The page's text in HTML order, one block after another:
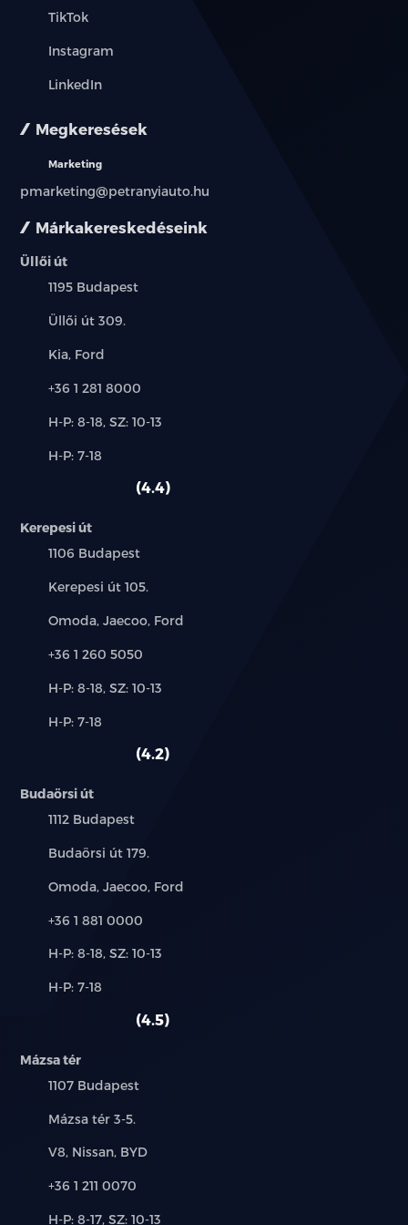
Márkakereskedéseink
Üllői út
Település:
1195 Budapest
Cím:
Üllői út 309.
Márkák:
Kia, Ford
Telefon:
+36 1 281 8000
Új-
használt
H-P: 8-18, SZ: 10-13
Alkatrész,
H-P: 7-18
4.4
Kerepesi út
Település:
1106 Budapest
Cím:
Kerepesi út 105.
Márkák:
Omoda, Jaecoo, Ford
Telefon:
+36 1 260 5050
Új-
használt
H-P: 8-18, SZ: 10-13
Alkatrész,
H-P: 7-18
4.2
Budaörsi út
Település:
1112 Budapest
Cím:
Budaörsi út 179.
Márkák:
Omoda, Jaecoo, Ford
Telefon:
+36 1 881 0000
Új-
használt
H-P: 8-18, SZ: 10-13
Alkatrész,
H-P: 7-18
4.5
Mázsa tér
Település:
1107 Budapest
Cím:
Mázsa tér 3-5.
Márkák:
V8, Nissan, BYD
Telefon:
+36 1 211 0070
Új-
H-P: 8-17, SZ: 10-13
TikTok
Instagram
LinkedIn
Megkeresések
Marketing
pmarketing@petranyiauto.hu